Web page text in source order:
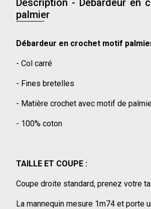
Description - Débardeur en
palmier
Débardeur en crochet motif
- Col carré
- Fines bretelles
- Matière crochet avec motif de
- 100% coton
TAILLE ET COUPE :
Coupe droite standard, prenez votre
La mannequin mesure 1m74 et porte